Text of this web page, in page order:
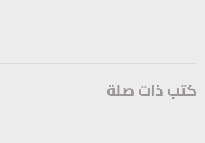
الطلبة والزياح
كتب ذات صلة